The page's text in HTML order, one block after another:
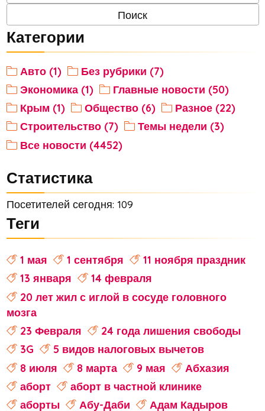
Категории
Авто (1)
Без рубрики (7)
Экономика (1)
Главные новости (50)
Крым (1)
Общество (6)
Разное (22)
Строительство (7)
Темы недели (3)
Все новости (4452)
Статистика
Посетителей сегодня: 109
Теги
1 мая 1 сентября
11 ноября праздник
13 января
14 февраля
20 лет жил с иглой в сосуде головного
мозга
23 Февраля
24 года лишения свободы
3G
5 видов налоговых вычетов
8 июля
8 марта 9 мая
Абхазия
аборт
аборт в частной клинике
аборты
Абу-Даби Адам Кадыров